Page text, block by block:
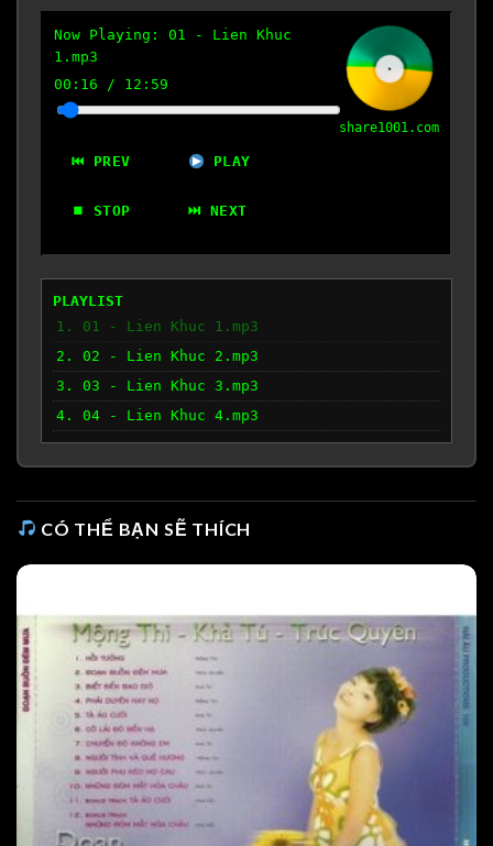
Now Playing: 01 - Lien Khuc
1.mp3
00:17 / 12:59
⏮ PREV PLAY
⏹ STOP ⏭ NEXT
share1001.com
PLAYLIST
1. 01 - Lien Khuc 1.mp3
2. 02 - Lien Khuc 2.mp3
3. 03 - Lien Khuc 3.mp3
4. 04 - Lien Khuc 4.mp3
CÓ THỂ BẠN SẼ THÍCH